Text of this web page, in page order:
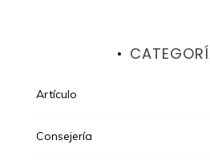
Artículo
Consejería